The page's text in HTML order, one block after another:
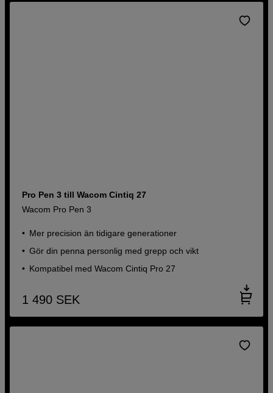
Pro Pen 3 till Wacom Cintiq 27
Wacom Pro Pen 3
Mer precision än tidigare generationer
Gör din penna personlig med grepp och vikt
Kompatibel med Wacom Cintiq Pro 27
1 490 SEK